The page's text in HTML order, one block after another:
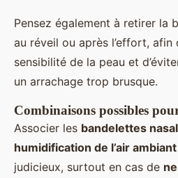
Pensez également à retirer la
au réveil ou après l’effort, afin
sensibilité de la peau et
un arrachage trop brusque.
Combinaisons possibles
Associer les bandelettes
humidification de l’air ambiant
judicieux, surtout en cas de